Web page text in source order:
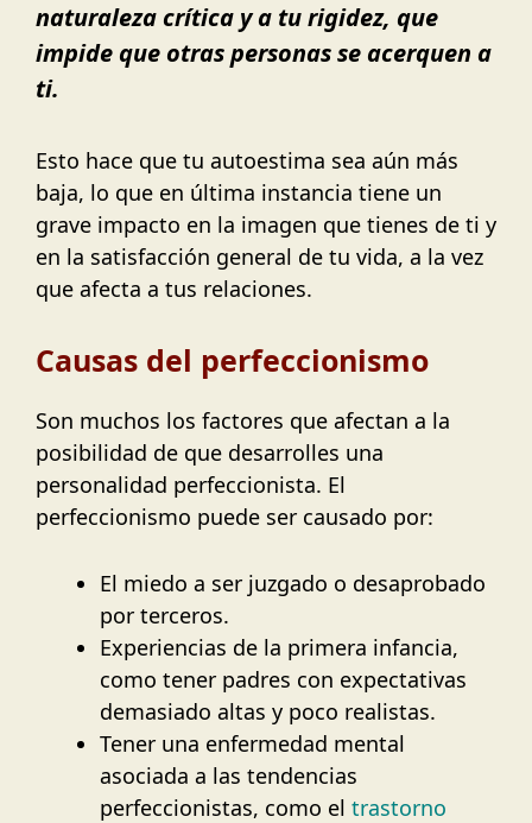
naturaleza crítica y a tu rigidez, que
impide que otras personas se acerquen a
ti.
Esto hace que tu autoestima sea aún más
baja, lo que en última instancia tiene un
grave impacto en la imagen que tienes de ti y
en la satisfacción general de tu vida, a la vez
que afecta a tus relaciones.
Causas del perfeccionismo
Son muchos los factores que afectan a la
posibilidad de que desarrolles una
personalidad perfeccionista. El
perfeccionismo puede ser causado por:
El miedo a ser juzgado o desaprobado
por terceros.
Experiencias de la primera infancia,
como tener padres con expectativas
demasiado altas y poco realistas.
Tener una enfermedad mental
asociada a las tendencias
perfeccionistas, como el trastorno